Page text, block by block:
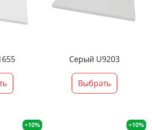
Серый U9203
Выбрать
+10% +10%